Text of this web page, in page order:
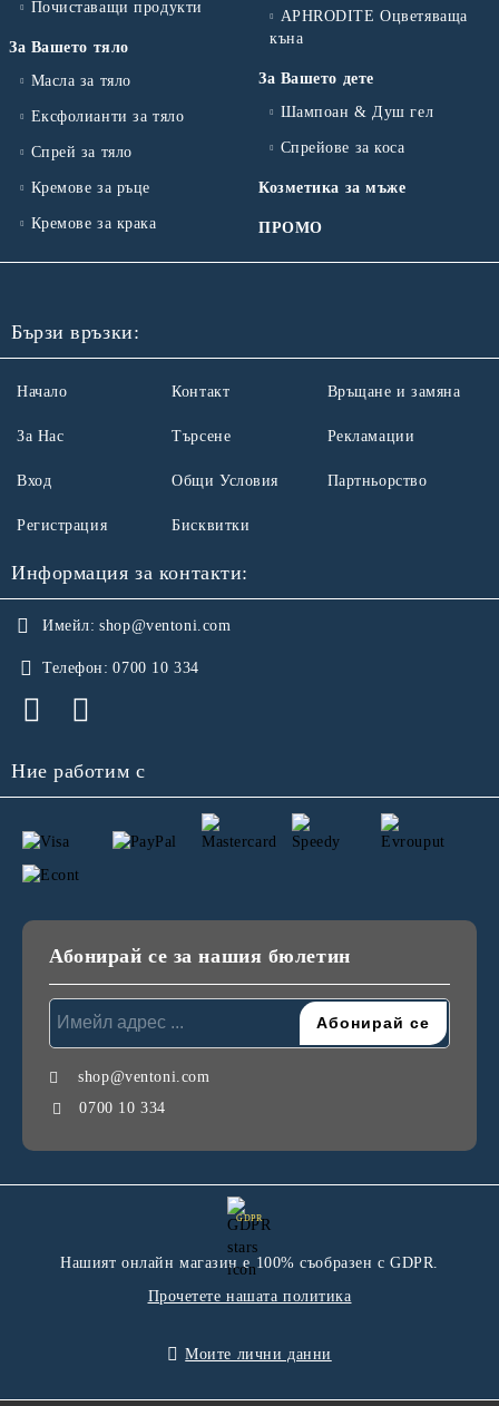
Почиставащи продукти
За Вашето тяло
Масла за тяло
Ексфолианти за тяло
Спрей за тяло
Кремове за ръце
Кремове за крака
APHRODITE Оцветяваща
къна
За Вашето дете
Шампоан & Душ гел
Спрейове за коса
Козметика за мъже
ПРОМО
Бързи връзки:
Начало
За Нас
Вход
Регистрация
Контакт
Търсене
Общи Условия
Бисквитки
Връщане и замяна
Рекламации
Партньорство
Информация за контакти:
Имейл: shop@ventoni.com
Телефон: 0700 10 334
Ние работим с
Абонирай се за нашия бюлетин
shop@ventoni.com
0700 10 334
GDPR
Нашият онлайн магазин е 100% съобразен с GDPR.
Прочетете нашата политика
Моите лични данни